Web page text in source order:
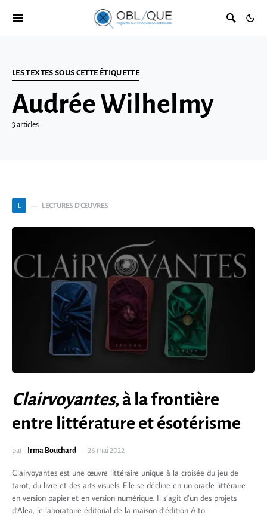
LES TEXTES SOUS CETTE ÉTIQUETTE
Audrée Wilhelmy
3 articles
L LECTURES D’ŒUVRES
Clairvoyantes, à la frontière
entre littérature et ésotérisme
par Irma Bouchard 26 mai 2022
Clairvoyantes est une œuvre littéraire unique à la croisée du jeu de
tarot, du livre et des arts visuels. Elle se décline en un oracle littéraire
en version papier et en version numérique. Il s’agit d’un des projets
d’Alea, le laboratoire éditorial de la maison d’édition Alto.